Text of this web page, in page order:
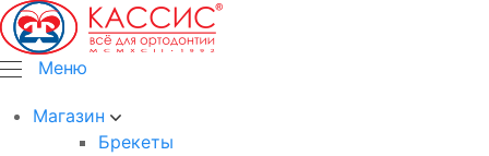
Меню
Магазин
Брекеты